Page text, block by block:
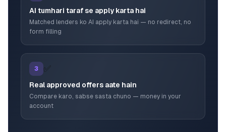
AI tumhari taraf se apply karta hai
Matched lenders ko AI apply karta hai — no redirect, no
form filling
3 ✅
Real approved offers aate hain
Compare karo, sabse sasta chuno — money in your
account